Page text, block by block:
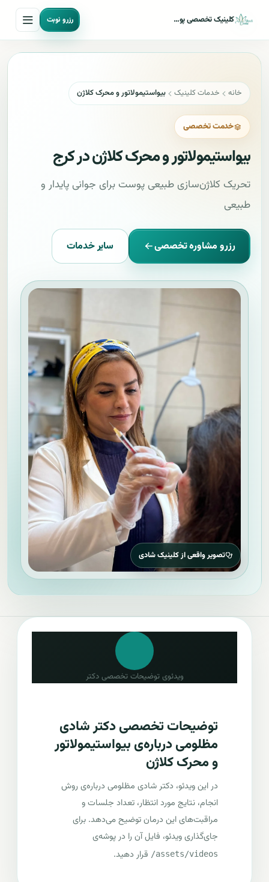
کلینیک تخصصی پوست مو و لیزر شادی رزرو نوبت
خانه خدمات کلینیک بیواستیمولاتور و محرک کلاژن
خدمت تخصصی
بیواستیمولاتور و محرک کلاژن در کرج
تحریک کلاژن‌سازی طبیعی پوست برای جوانی پایدار و
طبیعی
رزرو مشاوره تخصصی سایر خدمات
تصویر واقعی از کلینیک شادی
ویدئوی توضیحات تخصصی دکتر
توضیحات تخصصی دکتر شادی
مظلومی درباره‌ی بیواستیمولاتور
و محرک کلاژن
در این ویدئو، دکتر شادی مظلومی درباره‌ی روش
انجام، نتایج مورد انتظار، تعداد جلسات و
مراقبت‌های این درمان توضیح می‌دهد. برای
جای‌گذاری ویدئو، فایل آن را در پوشه‌ی
assets/videos/ قرار دهید.